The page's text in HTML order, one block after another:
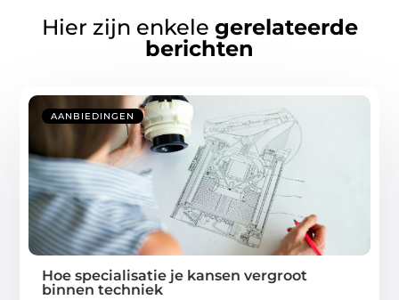
Hier zijn enkele gerelateerde
berichten
AANBIEDINGEN
Hoe specialisatie je kansen vergroot
binnen techniek